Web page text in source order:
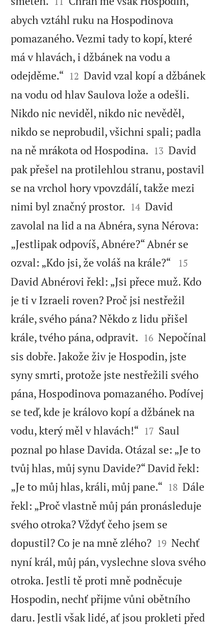
abych vztáhl ruku na Hospodinova
pomazaného. Vezmi tady to kopí, které
má v hlavách, i džbánek na vodu a
odejděme.“ 

12 David vzal kopí a džbánek
na vodu od hlav Saulova lože a odešli.
Nikdo nic neviděl, nikdo nic nevěděl,
nikdo se neprobudil, všichni spali; padla
na ně mrákota od Hospodina. 

13 David
pak přešel na protilehlou stranu, postavil
se na vrchol hory vpovzdálí, takže mezi
nimi byl značný prostor. 

14 David
zavolal na lid a na Abnéra, syna Nérova:
„Jestlipak odpovíš, Abnére?“ Abnér se
ozval: „Kdo jsi, že voláš na krále?“


15
David Abnérovi řekl: „Jsi přece muž. Kdo
je ti v Izraeli roven? Proč jsi nestřežil
krále, svého pána? Někdo z lidu přišel
krále, tvého pána, odpravit. 

16 Nepočínal
sis dobře. Jakože živ je Hospodin, jste
syny smrti, protože jste nestřežili svého
pána, Hospodinova pomazaného. Podívej
se teď, kde je královo kopí a džbánek na
vodu, který měl v hlavách!“ 

17 Saul
poznal po hlase Davida. Otázal se: „Je to
tvůj hlas, můj synu Davide?“ David řekl:
„Je to můj hlas, králi, můj pane.“ 

18 Dále
řekl: „Proč vlastně můj pán pronásleduje
svého otroka? Vždyť čeho jsem se
dopustil? Co je na mně zlého?
19 Nechť
nyní král, můj pán, vyslechne slova svého
otroka. Jestli tě proti mně podněcuje
Hospodin, nechť přijme vůni obětního
daru. Jestli však lidé, ať jsou prokleti před